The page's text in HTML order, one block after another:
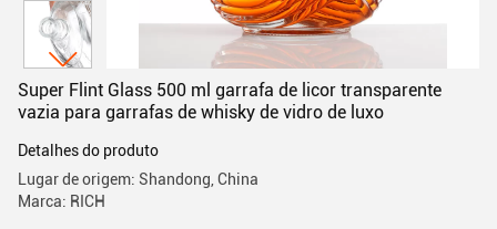
Super Flint Glass 500 ml garrafa de licor transparente
vazia para garrafas de whisky de vidro de luxo
Detalhes do produto
Lugar de origem: Shandong, China
Marca: RICH